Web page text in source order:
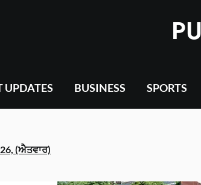
UPDATES BUSINESS SPORTS
(ਐਤਵਾਰ)